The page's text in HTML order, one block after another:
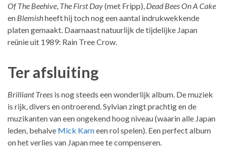
Of The Beehive The First Day(met Fripp), Dead Bees On A Cake
en Blemishheeft hij toch nog een aantal indrukwekkende
platen gemaakt. Daarnaast natuurlijk de tijdelijke Japan
reünie uit 1989: Rain Tree Crow.
Ter afsluiting
Brilliant Trees is nog steeds een wonderlijk album. De muziek
is rijk, divers en ontroerend. Sylvian zingt prachtig en de
muzikanten van een ongekend hoog niveau (waarin alle Japan
leden, behalve Mick Karneen rol spelen). Een perfect album
on het verlies van Japan mee te compenseren.